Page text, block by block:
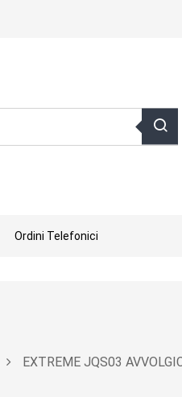
Ordini Telefonici
EXTREME JQS03